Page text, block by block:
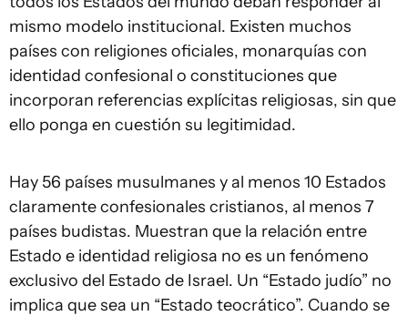
mismo modelo institucional. Existen muchos
países con religiones oficiales, monarquías con
identidad confesional o constituciones que
incorporan referencias explícitas religiosas, sin que
ello ponga en cuestión su legitimidad.
Hay 56 países musulmanes y al menos 10 Estados
claramente confesionales cristianos, al menos 7
países budistas. Muestran que la relación entre
Estado e identidad religiosa no es un fenómeno
exclusivo del Estado de Israel. Un “Estado judío” no
implica que sea un “Estado teocrático”. Cuando se